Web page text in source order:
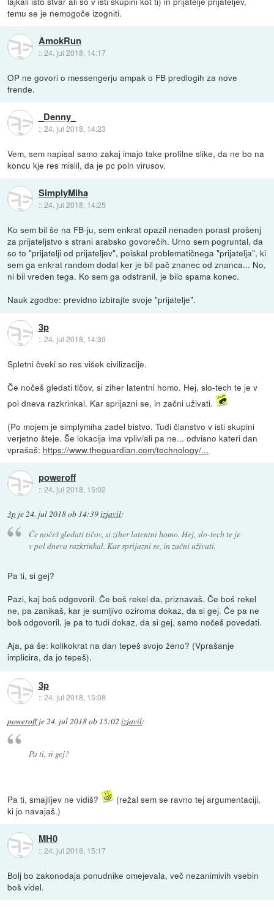
temu se je nemogoče izogniti.
AmokRun
::24. jul 2018, 14:17
OP ne govori o messengerju ampak o FB predlogih za nove
frende.
_Denny_
::24. jul 2018, 14:23
Vem, sem napisal samo zakaj imajo take profilne slike, da ne bo na
koncu kje res mislil, da je pc poln virusov.
SimplyMiha
::24. jul 2018, 14:25
Ko sem bil še na FB-ju, sem enkrat opazil nenaden porast prošenj
za prijateljstvo s strani arabsko govorečih. Urno sem pogruntal, da
so to "prijatelji od prijateljev", poiskal problematičnega "prijatelja", ki
sem ga enkrat random dodal ker je bil pač znanec od znanca... No,
ni bil vreden tega. Ko sem ga odstranil, je bilo spama konec.
Nauk zgodbe: previdno izbirajte svoje "prijatelje".
3p
::24. jul 2018, 14:39
Spletni čveki so res višek civilizacije.
Če nočeš gledati tičov, si ziher latentni homo. Hej, slo-tech te je v
pol dneva razkrinkal. Kar sprijazni se, in začni uživati.
(Po mojem je simplymiha zadel bistvo. Tudi članstvo v isti skupini
verjetno šteje. Še lokacija ima vpliv/ali pa ne... odvisno kateri dan
vprašaš: https://www.theguardian.com/technology/...
poweroff
::24. jul 2018, 15:02
3p je24. jul 2018 ob 14:39izjavil:
Če nočeš gledati tičov, si ziher latentni homo. Hej, slo-tech te je
v pol dneva razkrinkal. Kar sprijazni se, in začni uživati.
Pa ti, si gej?
Pazi, kaj boš odgovoril. Če boš rekel da, priznavaš. Če boš rekel
ne, pa zanikaš, kar je sumljivo oziroma dokaz, da si gej. Če pa ne
boš odgovoril, je pa to tudi dokaz, da si gej, samo nočeš povedati.
Aja, pa še: kolikokrat na dan tepeš svojo ženo? (Vprašanje
implicira, da jo tepeš).
3p
::24. jul 2018, 15:08
poweroffje24. jul 2018 ob 15:02 izjavil:
Pa ti, si gej?
Pa ti, smajlijev ne vidiš?
(režal sem se ravno tej argumentaciji,
ki jo navajaš.)
MH0
::24. jul 2018, 15:17
Bolj bo zakonodaja ponudnike omejevala, več nezanimivih vsebin
boš videl.